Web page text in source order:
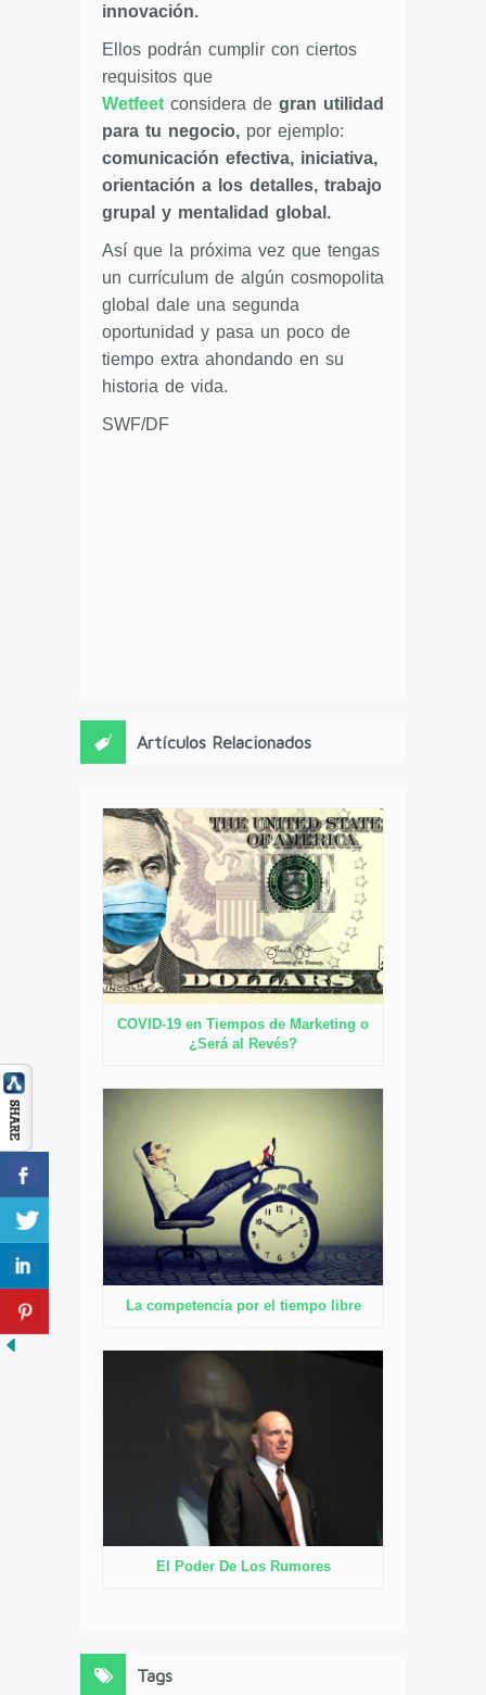
innovación.
Ellos podrán cumplir con ciertos
requisitos que
Wetfeet considera de gran utilidad
para tu negocio, por ejemplo:
comunicación efectiva, iniciativa,
orientación a los detalles, trabajo
grupal y mentalidad global.
Así que la próxima vez que tengas
un currículum de algún cosmopolita
global dale una segunda
oportunidad y pasa un poco de
tiempo extra ahondando en su
historia de vida.
SWF/DF
Artículos Relacionados
COVID-19 en Tiempos de Marketing o
¿Será al Revés?
La competencia por el tiempo libre
El Poder De Los Rumores
Tags